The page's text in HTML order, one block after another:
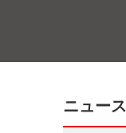
ニュース